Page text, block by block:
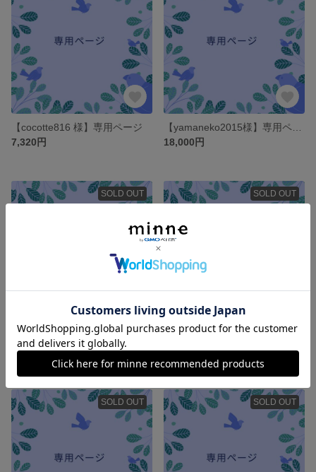
【cocotte816 様】専用ページ
7,320円
18,000円
SOLD OUT
【marumeda様 専用ページ】
5,870円
SOLD OUT
【marumeda様 専用ページ】
2,520円
SOLD OUT SOLD OUT